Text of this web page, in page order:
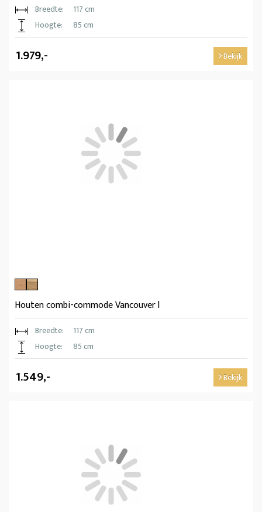
Breedte:
117 cm
Hoogte:
85 cm
1.979,- Bekijk
Houten combi-commode Vancouver l
Breedte:
117 cm
Hoogte:
85 cm
1.549,- Bekijk